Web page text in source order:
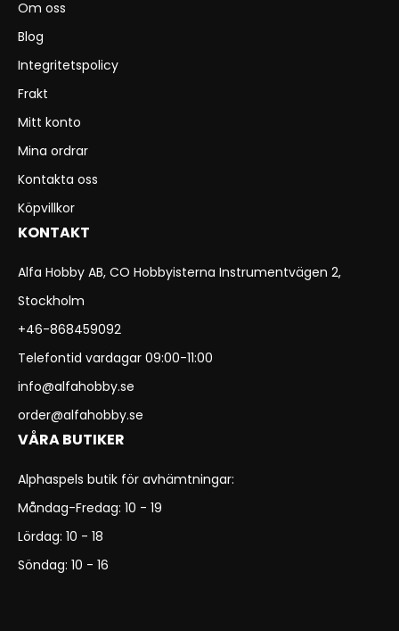
Om oss
Blog
Integritetspolicy
Frakt
Mitt konto
Mina ordrar
Kontakta oss
Köpvillkor
KONTAKT
Alfa Hobby AB, CO Hobbyisterna Instrumentvägen 2,
Stockholm
+46-868459092
Telefontid vardagar 09:00-11:00
info@alfahobby.se
order@alfahobby.se
VÅRA BUTIKER
Alphaspels butik för avhämtningar:
Måndag-Fredag: 10 - 19
Lördag: 10 - 18
Söndag: 10 - 16